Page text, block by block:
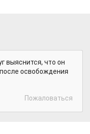
выяснится, что он
освобождения
Пожаловаться